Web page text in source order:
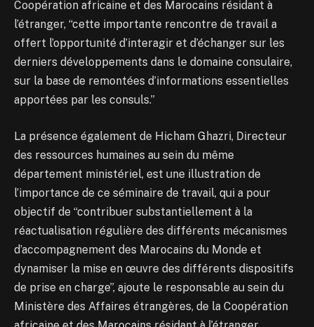
Coopération africaine et des Marocains résidant à
l’étranger, “cette importante rencontre de travail a
offert l’opportunité d’interagir et d’échanger sur les
derniers développements dans le domaine consulaire,
sur la base de remontées d’informations essentielles
apportées par les consuls.”
La présence également de Hicham Ghazri, Directeur
des ressources humaines au sein du même
département ministériel, est une illustration de
l’importance de ce séminaire de travail, qui a pour
objectif de “contribuer substantiellement à la
réactualisation régulière des différents mécanismes
d’accompagnement des Marocains du Monde et
dynamiser la mise en œuvre des différents dispositifs
de prise en charge”, ajoute le responsable au sein du
Ministère des Affaires étrangères, de la Coopération